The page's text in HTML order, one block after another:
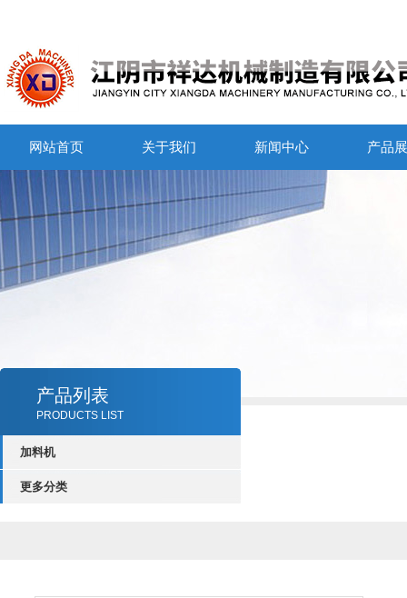
网站首页 关于我们 新闻中心 产品
产品列表
PRODUCTS LIST
加料机
更多分类